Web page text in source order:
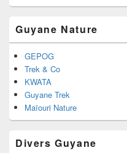
Guyane Nature
GEPOG
Trek & Co
KWATA
Guyane Trek
Maïouri Nature
Divers Guyane